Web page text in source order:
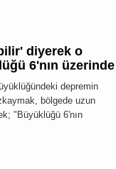
diyerek o
6'nın üzerinde
depremin
bölgede uzun
"Büyüklüğü 6'nın